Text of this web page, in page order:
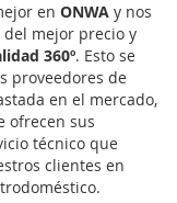
en ONWA y nos
del mejor precio y
360º. Esto se
proveedores de
en el mercado,
ofrecen sus
técnico que
clientes en